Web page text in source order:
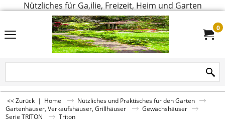
Nützliches für Ga,ilie, Freizeit, Heim und Garten
0
<< Zurück | Home
Nützliches und Praktisches für den Garten
Gartenhäuser, Verkaufshäuser, Grillhäuser
Gewächshäuser
Serie TRITON
Triton